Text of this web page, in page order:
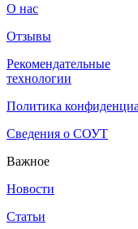
О нас
Отзывы
Рекомендательные
технологии
Политика
Сведения о СОУТ
Важное
Новости
Статьи